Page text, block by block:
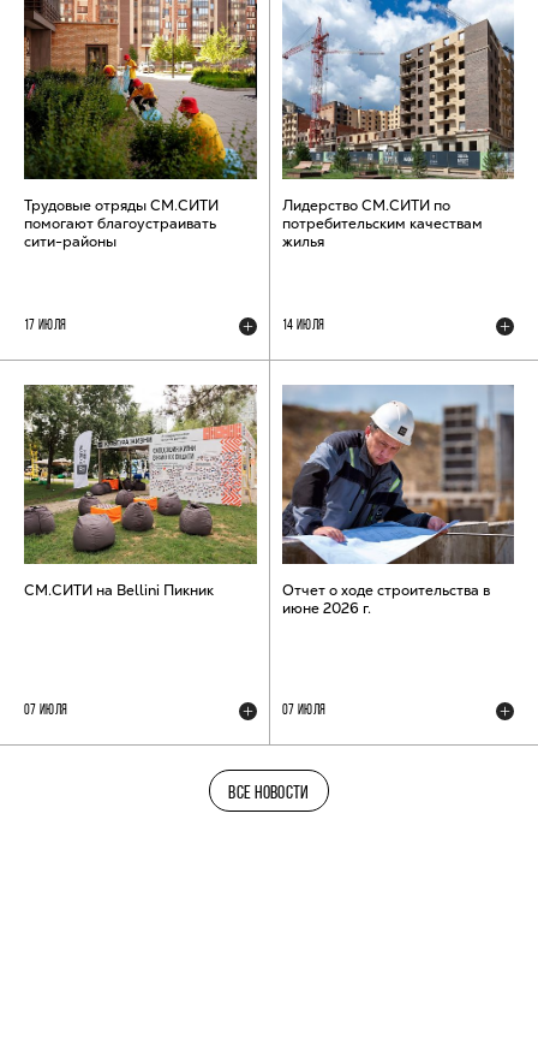
Трудовые отряды СМ.СИТИ
помогают благоустраивать
сити-районы
17 ИЮЛЯ
Лидерство СМ.СИТИ по
потребительским качествам
жилья
14 ИЮЛЯ
СМ.СИТИ на Bellini Пикник
07 ИЮЛЯ
Отчет о ходе строительства в
июне 2026 г.
07 ИЮЛЯ
ВСЕ НОВОСТИ